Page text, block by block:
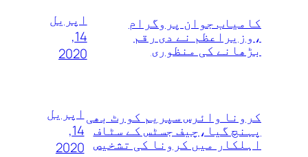
کامیاب جوان پروگرام
،وزیراعظم نے دی رقم
بڑھانے کی منظوری
اپریل
14,
2020
کرونا وائرس سپریم کورٹ بھی
پہنچ گیا،چیف جسٹس کے سٹاف
اہلکار میں کرونا کی تشخیص
اپریل
14,
2020